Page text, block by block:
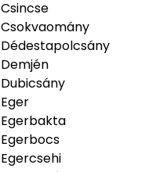
Csincse
Csokvaomány
Dédestapolcsány
Demjén
Dubicsány
Eger
Egerbakta
Egerbocs
Egercsehi